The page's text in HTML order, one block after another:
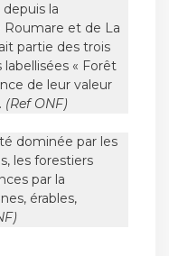
la
Roumare et de La
partie des trois
« Forêt
de leur valeur
(Ref ONF)
dominée par les
les forestiers
par la
érables,